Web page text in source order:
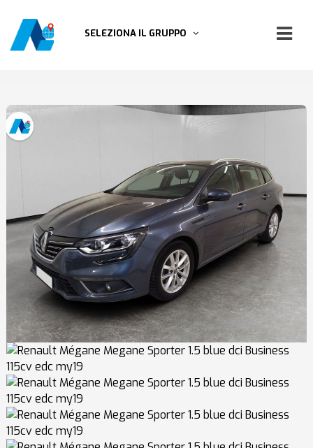
SELEZIONA IL GRUPPO